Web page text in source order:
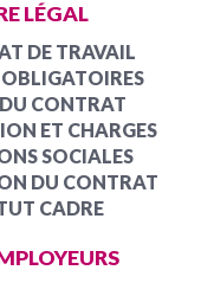
LÉGAL
DE TRAVAIL
CONTRAT
ET CHARGES
SOCIALES
DU CONTRAT
CADRE